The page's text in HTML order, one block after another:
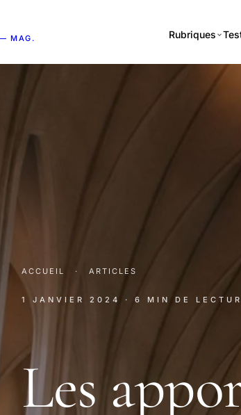
MAG. Rubriques
ACCUEIL · ARTICLES
1 JANVIER 2024 · 6 MIN DE
Les